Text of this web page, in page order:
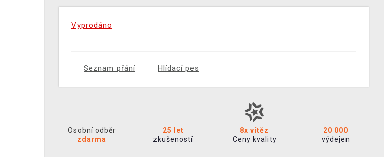
Vyprodáno
Seznam přání Hlídací pes
Osobní odběr
zdarma
25 let
zkušeností
8x vítěz
Ceny kvality
20 000
výdejen